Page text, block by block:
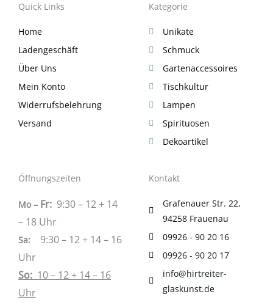
Quick Links
Home
Ladengeschäft
Über Uns
Mein Konto
Widerrufsbelehrung
Versand
Kategorie
Unikate
Schmuck
Gartenaccessoires
Tischkultur
Lampen
Spirituosen
Dekoartikel
Öffnungszeiten
Mo – Fr: 9:30 – 12 + 14
– 18 Uhr
Sa: 9:30 – 12 + 14 – 16
Uhr
So: 10 – 12 + 14 – 16
Uhr
Kontakt
Grafenauer Str. 22,
94258 Frauenau
09926 - 90 20 16
09926 - 90 20 17
info@hirtreiter-
glaskunst.de